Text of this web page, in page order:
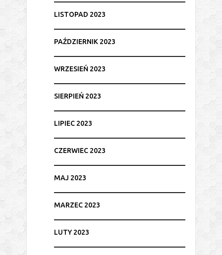
LISTOPAD 2023
PAŹDZIERNIK 2023
WRZESIEŃ 2023
SIERPIEŃ 2023
LIPIEC 2023
CZERWIEC 2023
MAJ 2023
MARZEC 2023
LUTY 2023